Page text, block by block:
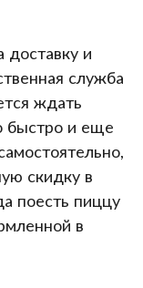
доставку и
служба
ждать
быстро и еще
скидку в
поесть пиццу
в